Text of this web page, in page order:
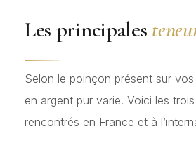
Les principales
Selon le poinçon présent sur
en argent pur varie. Voici les
rencontrés en France et à